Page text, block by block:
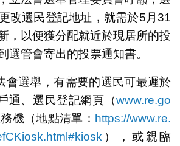
改選民登記地址，就需於5月31
，以便獲分配就近於現居所的投
選管會寄出的投票通知書。
會選舉，有需要的選民可最遲於
通、選民登記網頁（www.re.go
機（地點清單： https://www.re.
），或親臨